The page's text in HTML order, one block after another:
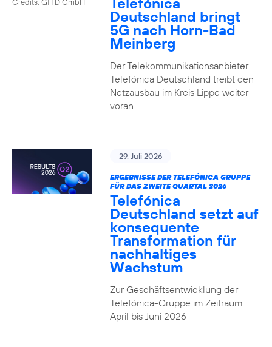
Deutschland bringt
5G nach Horn-Bad
Meinberg
Der Telekommunikationsanbieter
Telefónica Deutschland treibt den
Netzausbau im Kreis Lippe weiter
voran
29. Juli 2026
ERGEBNISSE DER TELEFÓNICA GRUPPE
FÜR DAS ZWEITE QUARTAL 2026
Telefónica
Deutschland setzt auf
konsequente
Transformation für
nachhaltiges
Wachstum
Zur Geschäftsentwicklung der
Telefónica-Gruppe im Zeitraum
April bis Juni 2026